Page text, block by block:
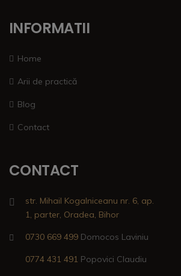
INFORMATII
Home
Arii de practică
Blog
Contact
CONTACT
str. Mihail Kogalniceanu nr. 6, ap.
1, parter, Oradea, Bihor
0730 669 499 Domocos Laviniu
0774 431 491 Popovici Claudiu